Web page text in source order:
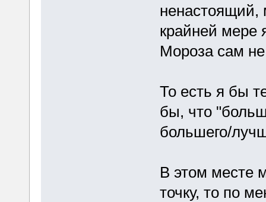
ненастоящий,
крайней мере
Мороза сам
То есть я бы
бы, что
большего/
В этом месте
точку, то по